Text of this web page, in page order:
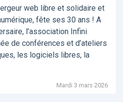
web libre et solidaire et
fête ses 30 ans ! A
l’association Infini
de conférences et d’ateliers
les logiciels libres, la
Mardi 3 mars 2026